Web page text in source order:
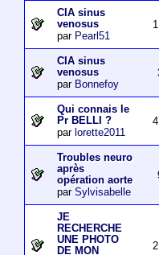
CIA sinus
venosus
par Pearl51
CIA sinus
venosus
par Bonnefoy
Qui connais le
Pr BELLI ?
par lorette2011
Troubles neuro
après
opération aorte
par Sylvisabelle
JE
RECHERCHE
UNE PHOTO
DE MON